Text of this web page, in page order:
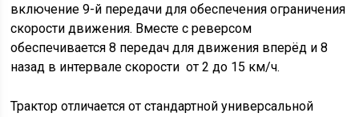
включение 9-й передачи для обеспечения ограничения
скорости движения. Вместе с реверсом
обеспечивается 8 передач для движения вперёд и 8
назад в интервале скорости от 2 до 15 км/ч.
Трактор отличается от стандартной универсальной